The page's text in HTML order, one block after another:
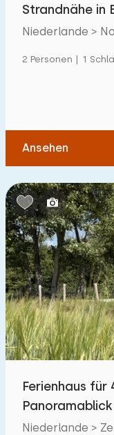
Zum Wald(max. km) :
1 2 5
Zu öffentlichen
0,2 0,5 1
Unterkunft
Nicht im
Im Ferienpark
Villa
Ferienwohnung
Strandnähe in
Niederlande >
2 Personen | 1
Ansehen
Ferienhaus für
Koudekerke
Niederlande >